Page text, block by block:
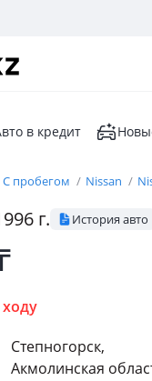
в кредит
С пробегом Nissan
г. История авто
Степногорск,
Акмолинская